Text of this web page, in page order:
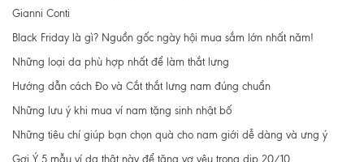
Gianni Conti
Black Friday là gì? Nguồn gốc ngày hội mua sắm lớn nhất năm!
Những loại da phù hợp nhất để làm thắt lưng
Hướng dẫn cách Đo và Cắt thắt lưng nam đúng chuẩn
Những lưu ý khi mua ví nam tặng sinh nhật bố
Những tiêu chí giúp bạn chọn quà cho nam giới dễ dàng và ưng ý
Gợi Ý 5 mẫu ví da thật này để tặng vợ yêu trong dịp 20/10